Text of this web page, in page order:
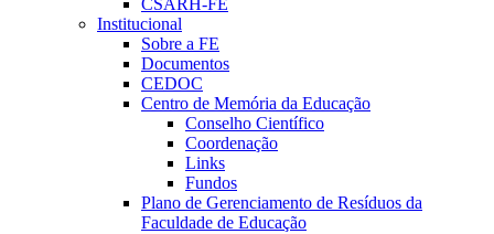
CSARH-FE
Institucional
Sobre a FE
Documentos
CEDOC
Centro de Memória da Educação
Conselho Científico
Coordenação
Links
Fundos
Plano de Gerenciamento de Resíduos da
Faculdade de Educação